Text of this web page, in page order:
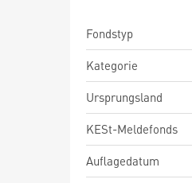
Fondstyp
Kategorie
Ursprungsland
KESt-Meldefonds
Auflagedatum